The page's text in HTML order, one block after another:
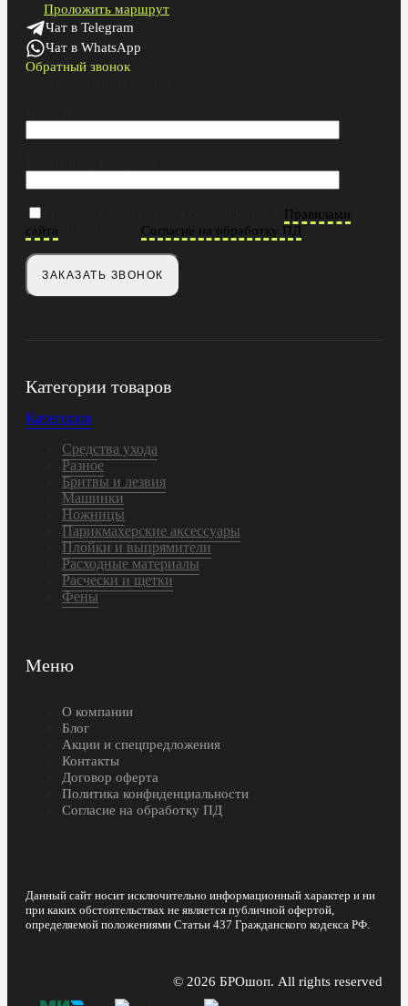
Проложить маршрут
Чат в Telegram
Чат в WhatsApp
Обратный звонок
Правилами
сайта
Согласие на обработку ПД
Категории товаров
Категории
Средства ухода
Разное
Бритвы и лезвия
Машинки
Ножницы
Парикмахерские аксессуары
Плойки и выпрямители
Расходные материалы
Расчески и щетки
Фены
Меню
О компании
Блог
Акции и спецпредложения
Контакты
Договор оферта
Политика конфиденциальности
Согласие на обработку ПД
Данный сайт носит исключительно информационный характер и ни
при каких обстоятельствах не является публичной офертой,
определяемой положениями Статьи 437 Гражданского кодекса РФ.
© 2026 БРОшоп. All rights reserved